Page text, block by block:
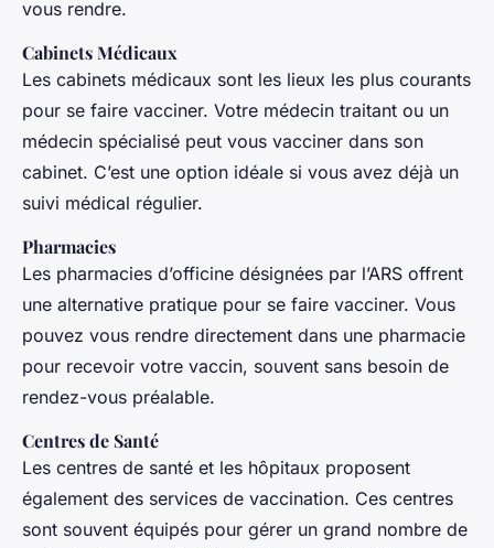
vous rendre.
Cabinets Médicaux
Les cabinets médicaux sont les lieux les plus courants
pour se faire vacciner. Votre médecin traitant ou un
médecin spécialisé peut vous vacciner dans son
cabinet. C’est une option idéale si vous avez déjà un
suivi médical régulier.
Pharmacies
Les pharmacies d’officine désignées par l’ARS offrent
une alternative pratique pour se faire vacciner. Vous
pouvez vous rendre directement dans une pharmacie
pour recevoir votre vaccin, souvent sans besoin de
rendez-vous préalable.
Centres de Santé
Les centres de santé et les hôpitaux proposent
également des services de vaccination. Ces centres
sont souvent équipés pour gérer un grand nombre de